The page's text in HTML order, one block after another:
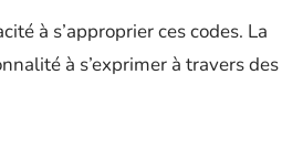
à s’approprier ces codes. La
à s’exprimer à travers des